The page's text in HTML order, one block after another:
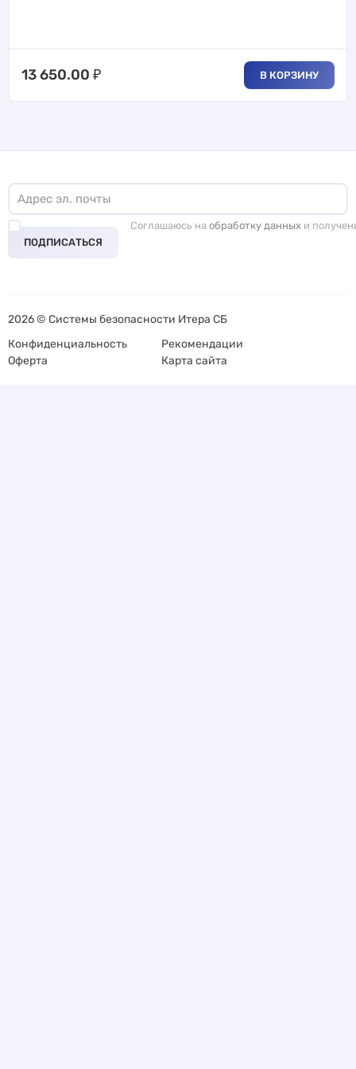
13 650.00 ₽ В КОРЗИНУ
ПОДПИСАТЬСЯ
Соглашаюсь на обработку данных и
2026 © Системы безопасности Итера СБ
Конфиденциальность
Рекомендации
Оферта
Карта сайта